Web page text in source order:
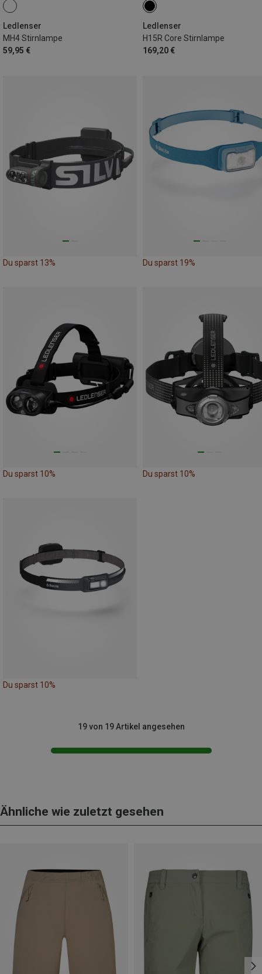
Ledlenser
MH4 Stirnlampe
59,95 €
Ledlenser
H15R Core Stirnlampe
169,20 €
Du sparst 13% Du sparst 19%
Du sparst 10% Du sparst 10%
Du sparst 10%
19 von 19 Artikel angesehen
Ähnliche wie zuletzt gesehen